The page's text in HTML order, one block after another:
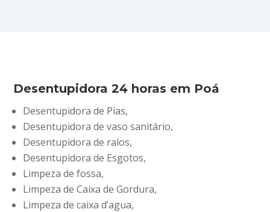
Desentupidora 24 horas em Poá
Desentupidora de Pias,
Desentupidora de vaso sanitário,
Desentupidora de ralos,
Desentupidora de Esgotos,
Limpeza de fossa,
Limpeza de Caixa de Gordura,
Limpeza de caixa d’agua,